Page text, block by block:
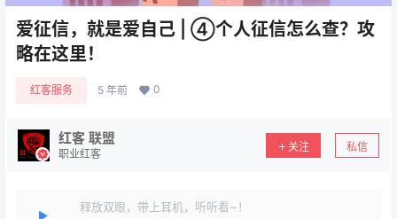
爱征信，就是爱自己 | ④个人征信怎么查？攻
略在这里！
红客服务 5 年前 0
红客 联盟
职业红客
关注 私信
释放双眼，带上耳机，听听看~！